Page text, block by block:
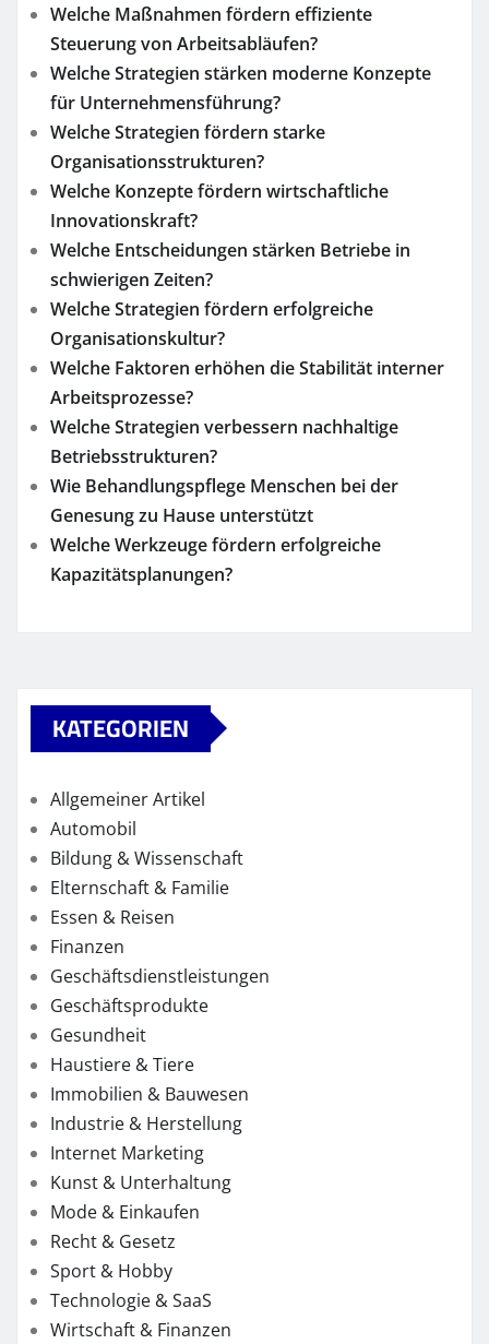
Welche Maßnahmen fördern effiziente
Steuerung von Arbeitsabläufen?
Welche Strategien stärken moderne Konzepte
für Unternehmensführung?
Welche Strategien fördern starke
Organisationsstrukturen?
Welche Konzepte fördern wirtschaftliche
Innovationskraft?
Welche Entscheidungen stärken Betriebe in
schwierigen Zeiten?
Welche Strategien fördern erfolgreiche
Organisationskultur?
Welche Faktoren erhöhen die Stabilität interner
Arbeitsprozesse?
Welche Strategien verbessern nachhaltige
Betriebsstrukturen?
Wie Behandlungspflege Menschen bei der
Genesung zu Hause unterstützt
Welche Werkzeuge fördern erfolgreiche
Kapazitätsplanungen?
KATEGORIEN
Allgemeiner Artikel
Automobil
Bildung & Wissenschaft
Elternschaft & Familie
Essen & Reisen
Finanzen
Geschäftsdienstleistungen
Geschäftsprodukte
Gesundheit
Haustiere & Tiere
Immobilien & Bauwesen
Industrie & Herstellung
Internet Marketing
Kunst & Unterhaltung
Mode & Einkaufen
Recht & Gesetz
Sport & Hobby
Technologie & SaaS
Wirtschaft & Finanzen